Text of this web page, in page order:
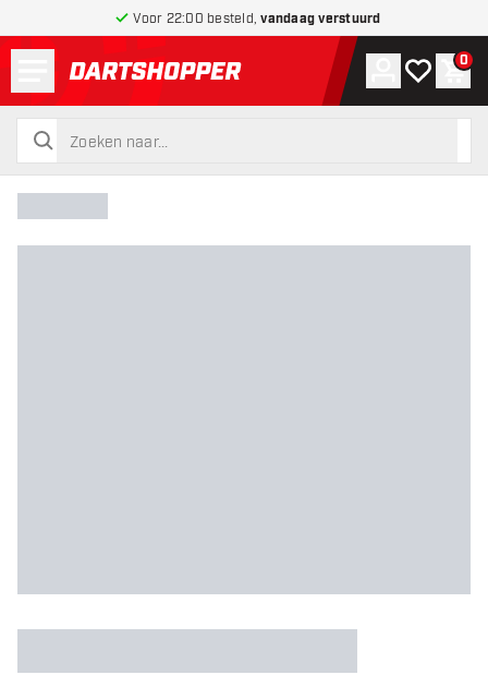
Voor 22:00 besteld,vandaag verstuurd
terug naar home pagina
zoeken
zoeken
Account
Mijn 0